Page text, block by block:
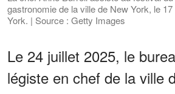
gastronomie de la ville de New York, le
York. | Source : Getty Images
Le 24 juillet 2025, le
légiste en chef de la ville